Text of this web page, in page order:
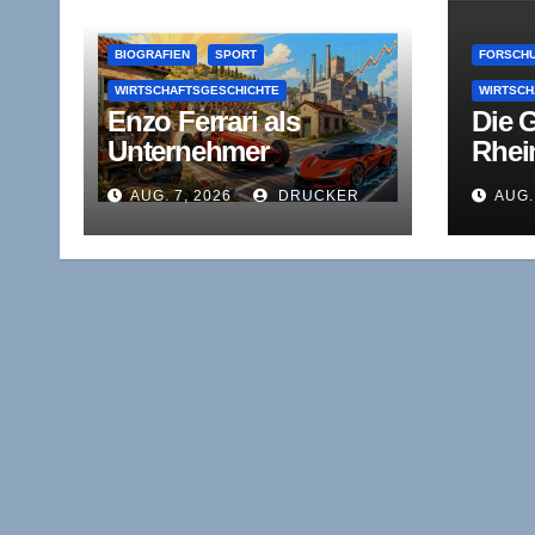
BIOGRAFIEN SPORT
WIRTSCHAFTSGESCHICHTE
Enzo Ferrari als
Unternehmer
zwischen
Rennstrecke,
Kapitalnot und
Autonomie
AUG. 7, 2026 DRUCKER
Die